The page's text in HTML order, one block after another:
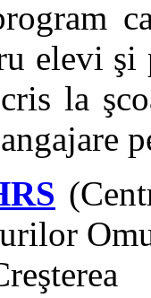
elevi
la